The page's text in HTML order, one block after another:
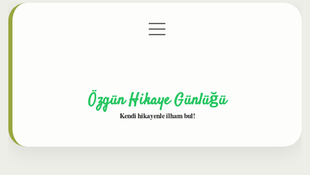
Gizlilik Politikası
menüyü
aç
Özgün Hikaye Günlüğü
Kendi hikayenle ilham bul!